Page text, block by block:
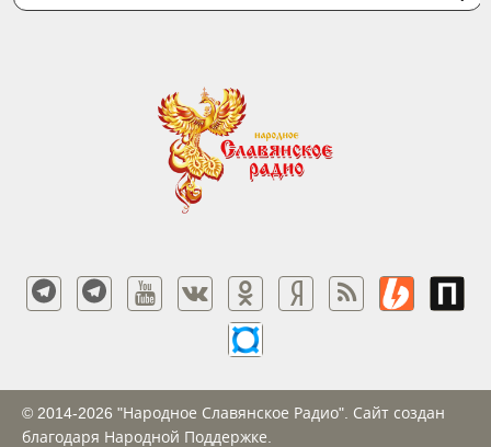
© 2014-2026 "Народное Славянское Радио". Сайт создан
благодаря Народной Поддержке.